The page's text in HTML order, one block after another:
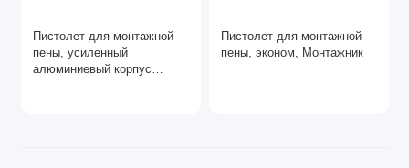
Пистолет для монтажной
пены, усиленный
алюминиевый корпус
Пистолет для монтажной
пены, эконом, Монтажник